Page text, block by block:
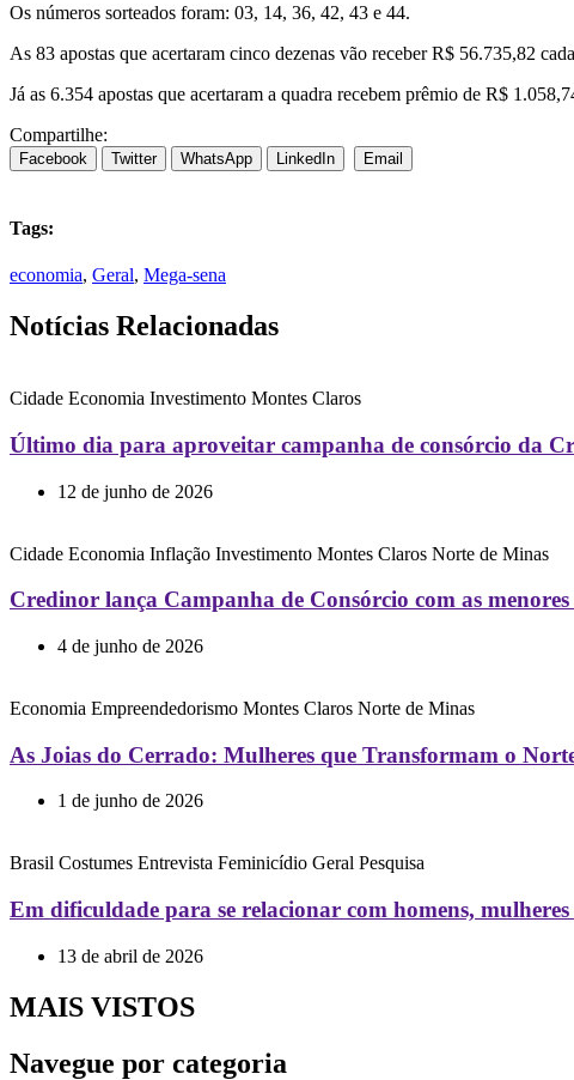
Os números sorteados foram: 03, 14, 36, 42, 43 e 44.
As 83 apostas que acertaram cinco dezenas vão receber R$ 56.735,82
Já as 6.354 apostas que acertaram a quadra recebem prêmio de R$
Compartilhe:
Facebook Twitter WhatsApp LinkedIn Email
Tags:
economia, Geral, Mega-sena
Notícias Relacionadas
Cidade Economia Investimento Montes Claros
Último dia para aproveitar campanha de consórcio da
12 de junho de 2026
Cidade Economia Inflação Investimento Montes Claros Norte de Minas
Credinor lança Campanha de Consórcio com as
4 de junho de 2026
Economia Empreendedorismo Montes Claros Norte de Minas
As Joias do Cerrado: Mulheres que Transformam o
1 de junho de 2026
Brasil Costumes Entrevista Feminicídio Geral Pesquisa
Em dificuldade para se relacionar com homens, mulheres
13 de abril de 2026
MAIS VISTOS
Navegue por categoria